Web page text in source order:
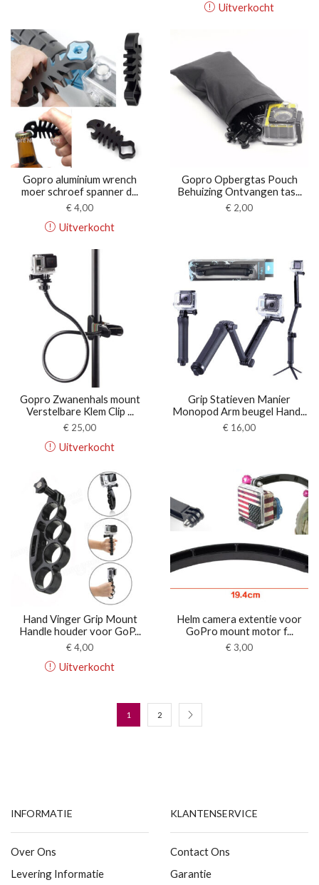
Uitverkocht
Gopro aluminium wrench
moer schroef spanner d...
€4,00
Uitverkocht
Gopro Opbergtas Pouch
Behuizing Ontvangen tas...
€ 2,00
Gopro Zwanenhals mount
Verstelbare Klem Clip ...
€ 25,00
Uitverkocht
Grip Statieven Manier
Monopod Arm beugel Hand...
€ 16,00
Hand Vinger Grip Mount
Handle houder voor GoP...
€4,00
Uitverkocht
Helm camera extentie voor
GoPro mount motor f...
€ 3,00
1 2
INFORMATIE
Over Ons
Levering Informatie
KLANTENSERVICE
Contact Ons
Garantie